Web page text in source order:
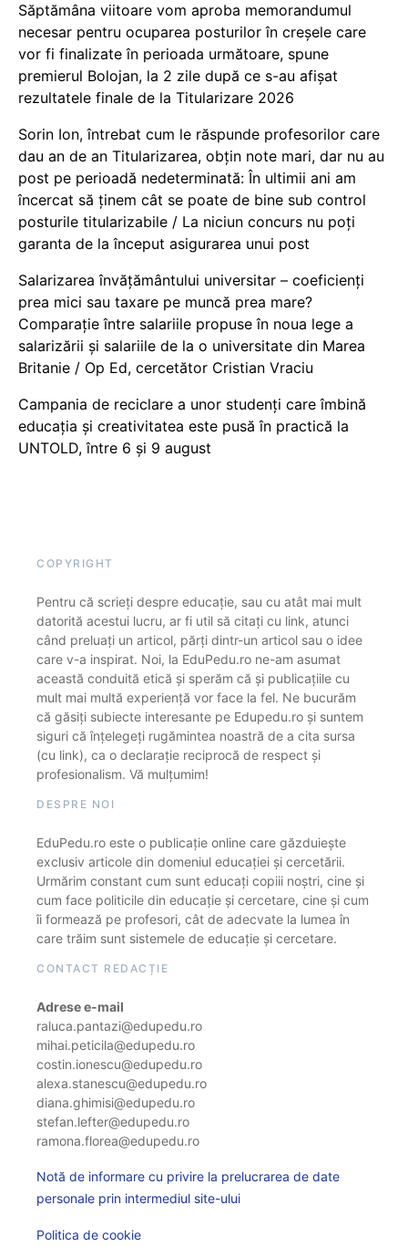
Săptămâna viitoare vom aproba memorandumul
necesar pentru ocuparea posturilor în creșele care
vor fi finalizate în perioada următoare, spune
premierul Bolojan, la 2 zile după ce s-au afișat
rezultatele finale de la Titularizare 2026
Sorin Ion, întrebat cum le răspunde profesorilor care
dau an de an Titularizarea, obțin note mari, dar nu au
post pe perioadă nedeterminată: În ultimii ani am
încercat să ținem cât se poate de bine sub control
posturile titularizabile / La niciun concurs nu poți
garanta de la început asigurarea unui post
Salarizarea învățământului universitar – coeficienți
prea mici sau taxare pe muncă prea mare?
Comparație între salariile propuse în noua lege a
salarizării și salariile de la o universitate din Marea
Britanie / Op Ed, cercetător Cristian Vraciu
Campania de reciclare a unor studenți care îmbină
educația și creativitatea este pusă în practică la
UNTOLD, între 6 și 9 august
COPYRIGHT
Pentru că scrieți despre educație, sau cu atât mai mult
datorită acestui lucru, ar fi util să citați cu link, atunci
când preluați un articol, părți dintr-un articol sau o idee
care v-a inspirat. Noi, la EduPedu.ro ne-am asumat
această conduită etică și sperăm că și publicațiile cu
mult mai multă experiență vor face la fel. Ne bucurăm
că găsiți subiecte interesante pe Edupedu.ro și suntem
siguri că înțelegeți rugămintea noastră de a cita sursa
(cu link), ca o declarație reciprocă de respect și
profesionalism. Vă mulțumim!
DESPRE NOI
EduPedu.ro este o publicație online care găzduiește
exclusiv articole din domeniul educației și cercetării.
Urmărim constant cum sunt educați copiii noștri, cine și
cum face politicile din educație și cercetare, cine și cum
îi formează pe profesori, cât de adecvate la lumea în
care trăim sunt sistemele de educație și cercetare.
CONTACT REDACȚIE
Adrese e-mail
raluca.pantazi@edupedu.ro
mihai.peticila@edupedu.ro
costin.ionescu@edupedu.ro
alexa.stanescu@edupedu.ro
diana.ghimisi@edupedu.ro
stefan.lefter@edupedu.ro
ramona.florea@edupedu.ro
Notă de informare cu privire la prelucrarea de date
personale prin intermediul site-ului
Politica de cookie